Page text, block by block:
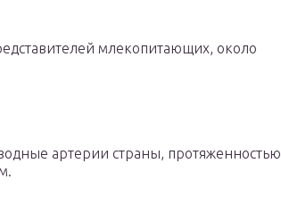
млекопитающих, около
артерии страны, протяженностью